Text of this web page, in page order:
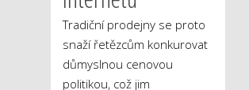
Tradiční prodejny se proto
snaží řetězcům konkurovat
důmyslnou cenovou
politikou, což jim